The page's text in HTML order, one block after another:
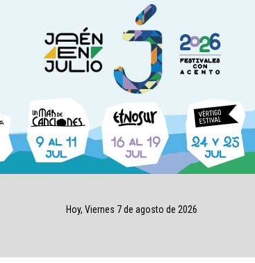
Hoy, Viernes 7 de agosto de 2026